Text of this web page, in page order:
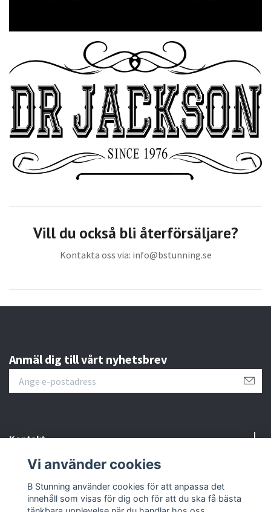
Vill du också bli återförsäljare?
Kontakta oss via: info@bstunning.se
Anmäl dig till vårt nyhetsbrev
Kontakt
Information
Sociala medier
Vi använder cookies
B Stunning använder cookies för att anpassa det
innehåll som visas för dig och för att du ska få bästa